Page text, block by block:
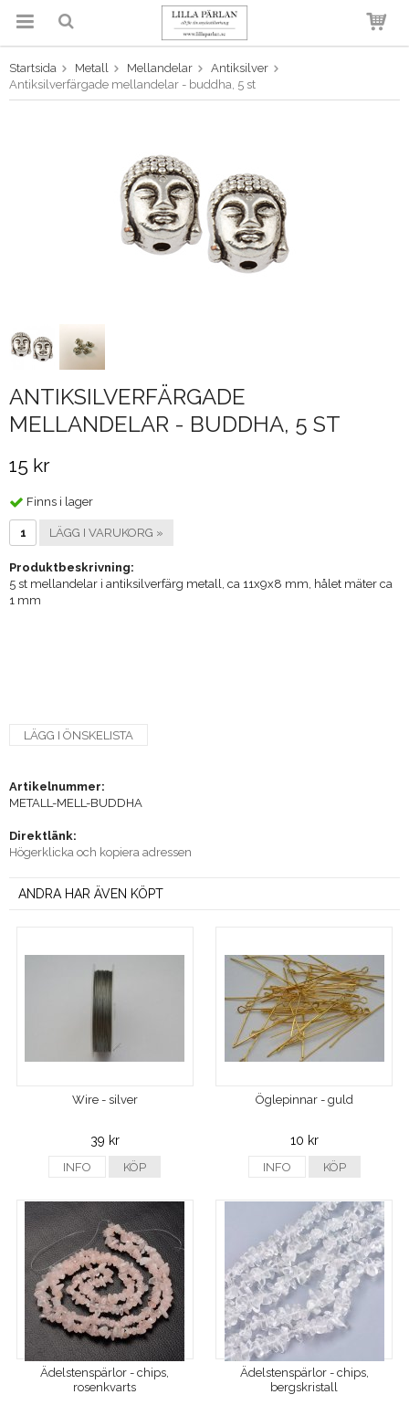
Produkten har blivit tillagd i
varukorgen
Startsida Metall Mellandelar
Antiksilver
Antiksilverfärgade mellandelar - buddha, 5 st
ANTIKSILVERFÄRGADE
MELLANDELAR - BUDDHA, 5 ST
15 kr
Finns i lager
LÄGG I VARUKORG »
Produktbeskrivning:
5 st mellandelar i antiksilverfärg metall, ca 11x9x8 mm, hålet mäter ca
1 mm
LÄGG I ÖNSKELISTA
Artikelnummer:
METALL-MELL-BUDDHA
Direktlänk:
Högerklicka och kopiera adressen
ANDRA HAR ÄVEN KÖPT
Wire - silver
39 kr
INFO KÖP
Öglepinnar - guld
10 kr
INFO KÖP
Ädelstenspärlor - chips,
rosenkvarts
Ädelstenspärlor - chips,
bergskristall